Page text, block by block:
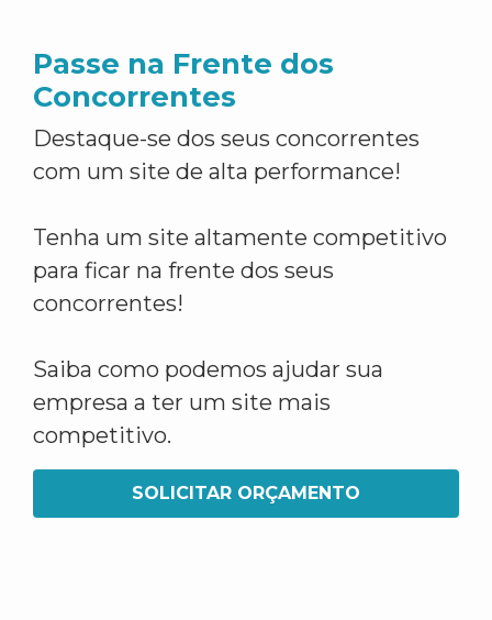
Passe na Frente dos
Concorrentes
Destaque-se dos seus concorrentes
com um site de alta performance!
Tenha um site altamente competitivo
para ficar na frente dos seus
concorrentes!
Saiba como podemos ajudar sua
empresa a ter um site mais
competitivo.
SOLICITAR ORÇAMENTO